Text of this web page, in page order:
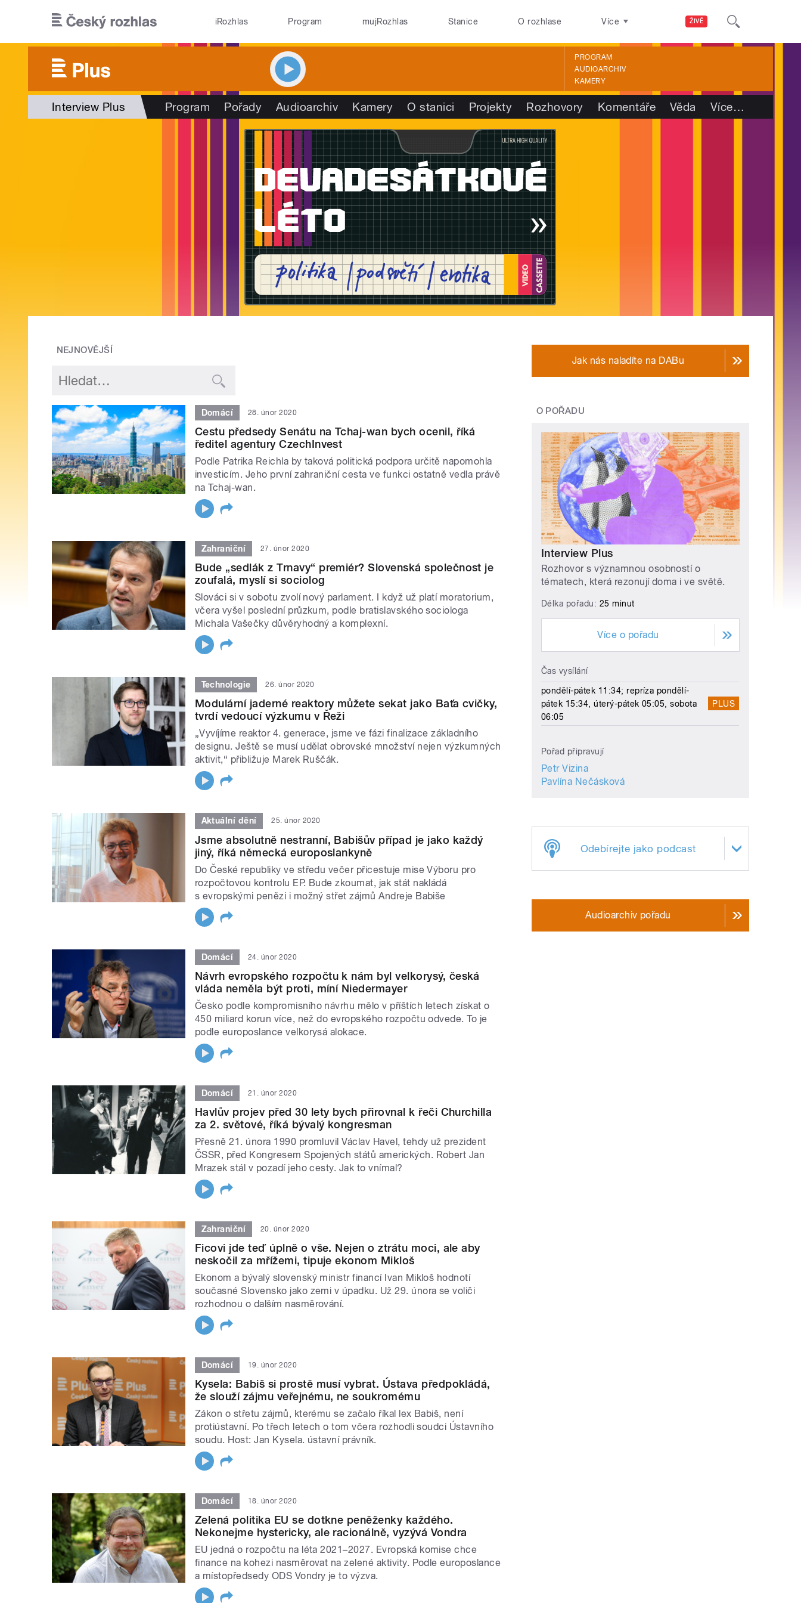
ŽIVĚ
iRozhlas Program mujRozhlas Stanice O rozhlase Více
PROGRAM
AUDIOARCHIV
KAMERY
Interview Plus Program Pořady Audioarchiv Kamery O stanici Projekty Rozhovory Komentáře Věda Více…
NEJNOVĚJŠÍ
Domácí 28. únor 2020
Cestu předsedy Senátu na Tchaj-wan bych ocenil, říká
ředitel agentury CzechInvest
Podle Patrika Reichla by taková politická podpora určitě napomohla
investicím. Jeho první zahraniční cesta ve funkci ostatně vedla právě
na Tchaj-wan.
Zahraniční 27. únor 2020
Bude „sedlák z Trnavy“ premiér? Slovenská společnost je
zoufalá, myslí si sociolog
Slováci si v sobotu zvolí nový parlament. I když už platí moratorium,
včera vyšel poslední průzkum, podle bratislavského sociologa
Michala Vašečky důvěryhodný a komplexní.
Technologie 26. únor 2020
Modulární jaderné reaktory můžete sekat jako Baťa cvičky,
tvrdí vedoucí výzkumu v Řeži
„Vyvíjíme reaktor 4. generace, jsme ve fázi finalizace základního
designu. Ještě se musí udělat obrovské množství nejen výzkumných
aktivit,“ přibližuje Marek Ruščák.
Aktuální dění 25. únor 2020
Jsme absolutně nestranní, Babišův případ je jako každý
jiný, říká německá europoslankyně
Do České republiky ve středu večer přicestuje mise Výboru pro
rozpočtovou kontrolu EP. Bude zkoumat, jak stát nakládá
s evropskými penězi i možný střet zájmů Andreje Babiše
Domácí 24. únor 2020
Návrh evropského rozpočtu k nám byl velkorysý, česká
vláda neměla být proti, míní Niedermayer
Česko podle kompromisního návrhu mělo v příštích letech získat o
450 miliard korun více, než do evropského rozpočtu odvede. To je
podle europoslance velkorysá alokace.
Domácí 21. únor 2020
Havlův projev před 30 lety bych přirovnal k řeči Churchilla
za 2. světové, říká bývalý kongresman
Přesně 21. února 1990 promluvil Václav Havel, tehdy už prezident
ČSSR, před Kongresem Spojených států amerických. Robert Jan
Mrazek stál v pozadí jeho cesty. Jak to vnímal?
Zahraniční 20. únor 2020
Ficovi jde teď úplně o vše. Nejen o ztrátu moci, ale aby
neskočil za mřížemi, tipuje ekonom Mikloš
Ekonom a bývalý slovenský ministr financí Ivan Mikloš hodnotí
současné Slovensko jako zemi v úpadku. Už 29. února se voliči
rozhodnou o dalším nasměrování.
Domácí 19. únor 2020
Kysela: Babiš si prostě musí vybrat. Ústava předpokládá,
že slouží zájmu veřejnému, ne soukromému
Zákon o střetu zájmů, kterému se začalo říkal lex Babiš, není
protiústavní. Po třech letech o tom včera rozhodli soudci Ústavního
soudu. Host: Jan Kysela. ústavní právník.
Domácí 18. únor 2020
Zelená politika EU se dotkne peněženky každého.
Nekonejme hystericky, ale racionálně, vyzývá Vondra
EU jedná o rozpočtu na léta 2021–2027. Evropská komise chce
finance na kohezi nasměrovat na zelené aktivity. Podle europoslance
a místopředsedy ODS Vondry je to výzva.
Jak nás naladíte na DABu
O POŘADU
Interview Plus
Rozhovor s významnou osobností o
tématech, která rezonují doma i ve světě.
Délka pořadu: 25 minut
Více o pořadu
Čas vysílání
pondělí-pátek 11:34; repríza pondělí-
pátek 15:34, úterý-pátek 05:05, sobota
06:05
PLUS
Pořad připravují
Petr Vizina
Pavlína Nečásková
Odebírejte jako podcast
Audioarchiv pořadu